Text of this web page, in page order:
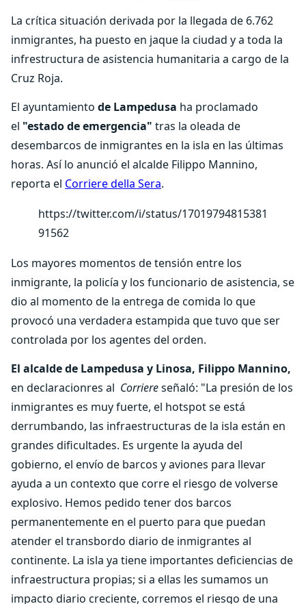
La crítica situación derivada por la llegada de 6.762
inmigrantes, ha puesto en jaque la ciudad y a toda la
infrestructura de asistencia humanitaria a cargo de la
Cruz Roja.
El ayuntamiento de Lampedusa ha proclamado
el "estado de emergencia" tras la oleada de
desembarcos de inmigrantes en la isla en las últimas
horas. Así lo anunció el alcalde Filippo Mannino,
reporta el Corriere della Sera.
https://twitter.com/i/status/17019794815381
91562
Los mayores momentos de tensión entre los
inmigrante, la policía y los funcionario de asistencia, se
dio al momento de la entrega de comida lo que
provocó una verdadera estampida que tuvo que ser
controlada por los agentes del orden.
El alcalde de Lampedusa y Linosa, Filippo Mannino,
en declaracionres al Corriereseñaló: "La presión de los
inmigrantes es muy fuerte, el hotspot se está
derrumbando, las infraestructuras de la isla están en
grandes dificultades. Es urgente la ayuda del
gobierno, el envío de barcos y aviones para llevar
ayuda a un contexto que corre el riesgo de volverse
explosivo. Hemos pedido tener dos barcos
permanentemente en el puerto para que puedan
atender el transbordo diario de inmigrantes al
continente. La isla ya tiene importantes deficiencias de
infraestructura propias; si a ellas les sumamos un
impacto diario creciente, corremos el riesgo de una